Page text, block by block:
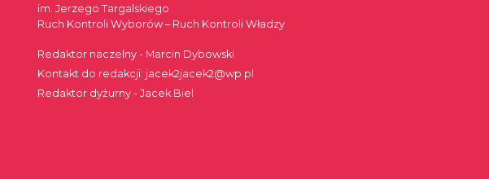
im. Jerzego Targalskiego
Ruch Kontroli Wyborów – Ruch Kontroli Władzy
Redaktor naczelny - Marcin Dybowski
Kontakt do redakcji: jacek2jacek2@wp.pl
Redaktor dyżurny - Jacek Biel